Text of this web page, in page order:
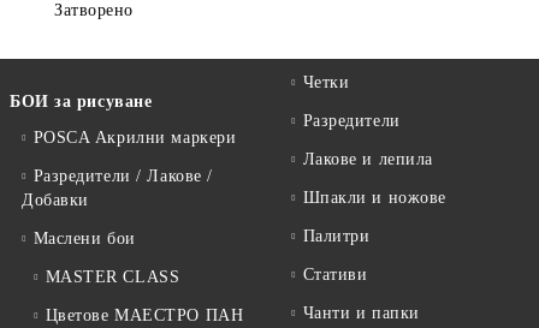
Затворено
БОИ за рисуване
POSCA Акрилни маркери
Разредители / Лакове /
Добавки
Маслени бои
MASTER CLASS
Цветове МАЕСТРО ПАН
Четки
Разредители
Лакове и лепила
Шпакли и ножове
Палитри
Стативи
Чанти и папки